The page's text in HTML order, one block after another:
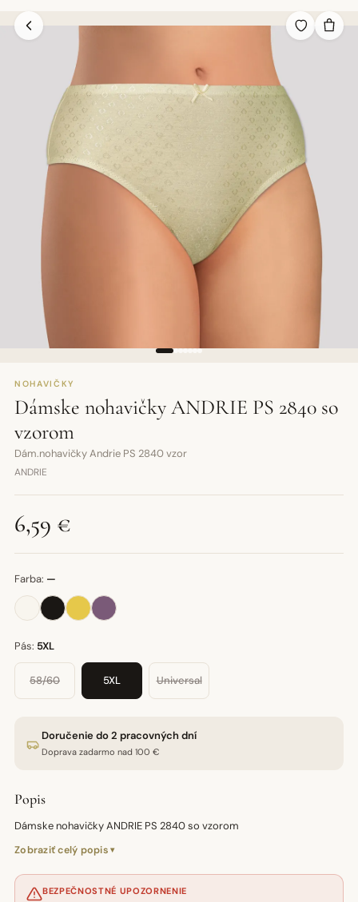
NOHAVIČKY
Dámske nohavičky ANDRIE PS 2840 so
vzorom
Dám.nohavičky Andrie PS 2840 vzor
ANDRIE
6,59 €
Farba: —
Pás: 5XL
58/60 5XL Universal
Doručenie do 2 pracovných dní
Doprava zadarmo nad 100 €
Popis
Dámske nohavičky ANDRIE PS 2840 so vzorom
Zobraziť celý popis
BEZPEČNOSTNÉ UPOZORNENIE